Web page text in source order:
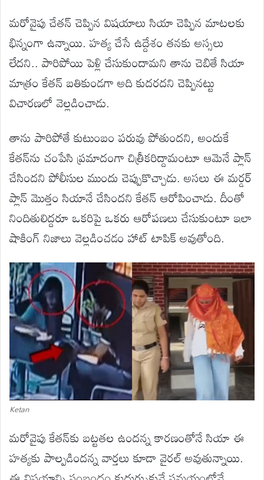
మరోవైపు చేతన్ చెప్పిన విషయాలు సియా చెప్పిన మాటలకు
భిన్నంగా ఉన్నాయి. హత్య చేసే ఉద్దేశం తనకు అస్సలు
లేదని.. పారిపోయి పెళ్లి చేసుకుందామని తాను చెబితే సియా
మాత్రం కేతన్ బతికుండగా అది కుదరదని చెప్పినట్టు
విచారణలో వెల్లడించాడు.
తాను పారిపోతే కుటుంబం పరువు పోతుందని, అందుకే
కేతన్‌ను చంపేసి ప్రమాదంగా చిత్రీకరిద్దామంటూ ఆమెనే ప్లాన్
చేసిందని పోలీసుల ముందు చెప్పుకొచ్చాడు. అసలు ఈ మర్డర్
ప్లాన్ మొత్తం సియానే చేసిందని కేతన్ ఆరోపించాడు. దీంతో
నిందితులిద్దరూ ఒకరిపై ఒకరు ఆరోపణలు చేసుకుంటూ ఇలా
షాకింగ్ నిజాలు వెల్లడించడం హాట్ టాపిక్ అవుతోంది.
Ketan
మరోవైపు కేతన్‌కు బట్టతల ఉందన్న కారణంతోనే సియా ఈ
హత్యకు పాల్పడిందన్న వార్తలు కూడా వైరల్ అవుతున్నాయి.